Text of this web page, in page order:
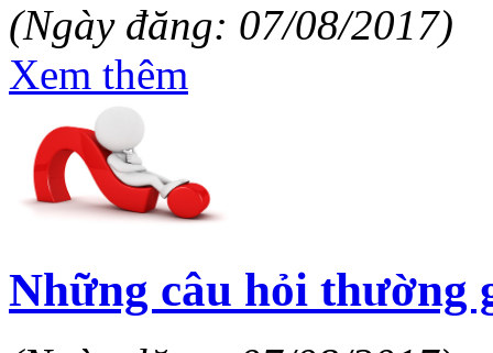
(Ngày đăng: 07/08/2017)
Xem thêm
Những câu hỏi thường